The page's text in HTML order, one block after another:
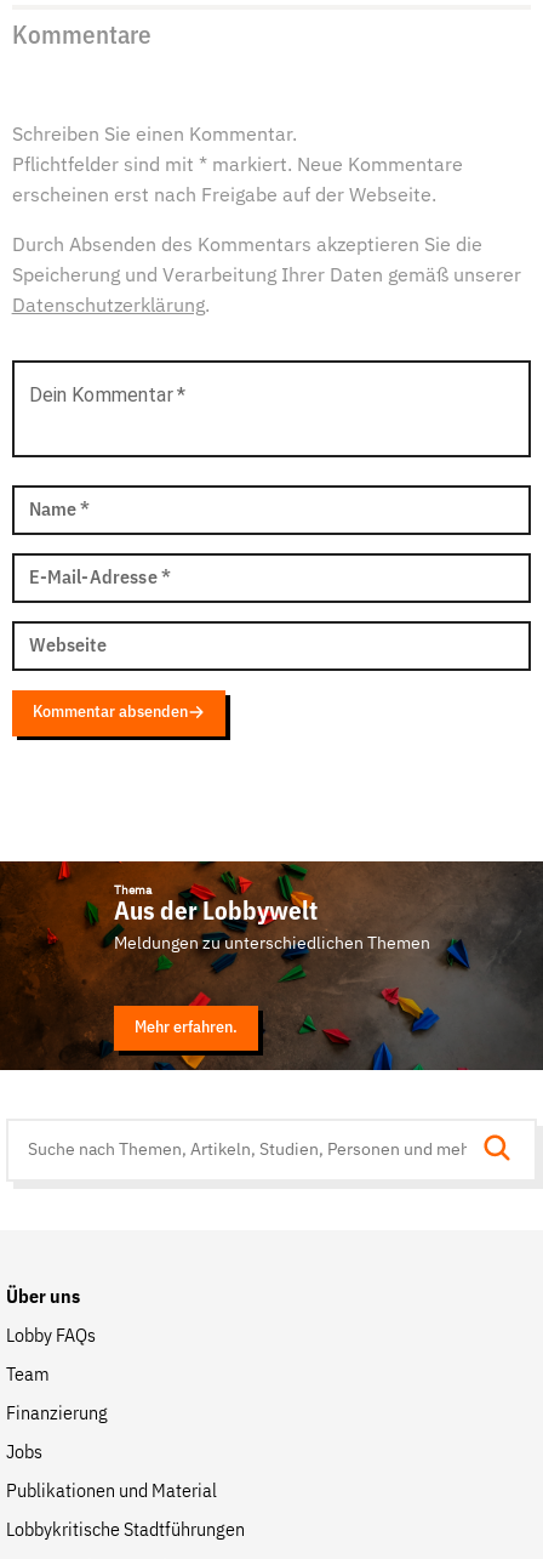
Kommentare
Schreiben Sie einen Kommentar.
Pflichtfelder sind mit * markiert. Neue Kommentare
erscheinen erst nach Freigabe auf der Webseite.
Durch Absenden des Kommentars akzeptieren Sie die
Speicherung und Verarbeitung Ihrer Daten gemäß unserer
Datenschutzerklärung.
Dein Kommentar*
Name *
E-Mail-Adresse *
Webseite
Kommentar absenden
Thema
Aus der Lobbywelt
Meldungen zu unterschiedlichen Themen
Mehr erfahren.
Über uns
Lobby FAQs
Team
Finanzierung
Jobs
Publikationen und Material
Lobbykritische Stadtführungen